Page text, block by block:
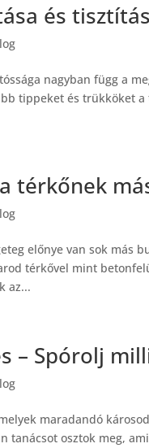
és
nagyban függ a
tippeket és trükköket
térkőnek
előnye van sok más
térkővel mint
az...
– Spórolj
maradandó
tanácsot osztok meg,